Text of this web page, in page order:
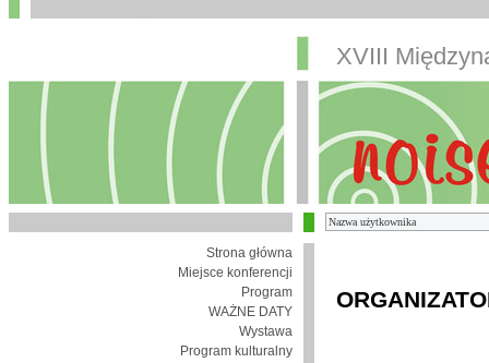
XVIII
Strona główna
Miejsce konferencji
Program
WAŻNE DATY
Wystawa
Program kulturalny